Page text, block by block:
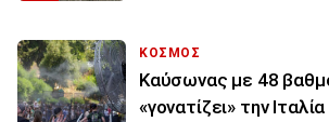
ΚΟΣΜΟΣ
Καύσωνας με 48
«γονατίζει» την